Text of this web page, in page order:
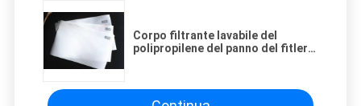
Corpo filtrante lavabile del
polipropilene del panno del fitler